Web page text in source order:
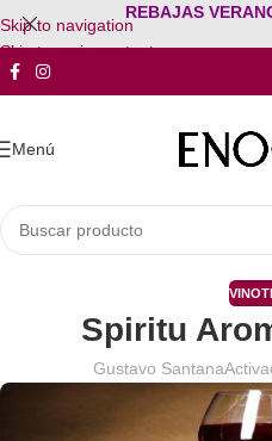
Skip to navigation
Skip to main content
REBAJAS
Menú
Spiritu
Gustavo Santana